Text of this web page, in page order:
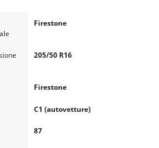
Firestone
205/50 R16
Firestone
C1 (autovetture)
87